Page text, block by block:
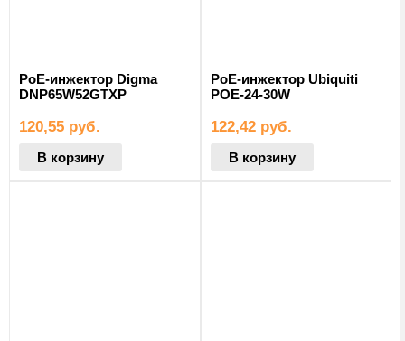
PoE-инжектор Digma
DNP65W52GTXP
120,55 руб.
В корзину
PoE-инжектор Ubiquiti
POE-24-30W
122,42 руб.
В корзину